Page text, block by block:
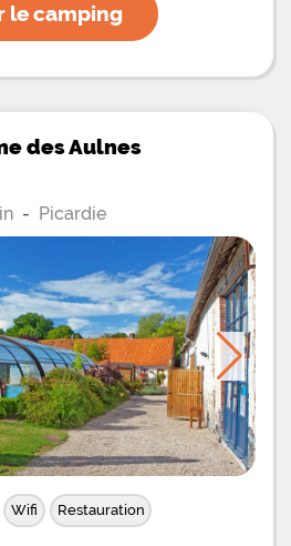
le camping
des Aulnes
- Picardie
Wifi Restauration